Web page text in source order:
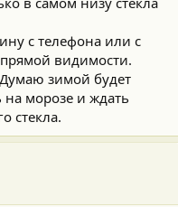
с телефона или с
видимости.
зимой будет
морозе и ждать
стекла.